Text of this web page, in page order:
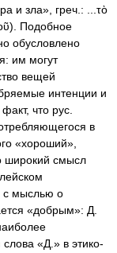
и зла», греч.: ...τὸ
Подобное
обусловлено
им могут
вещей
интенции и
что рус.
в
«хороший»,
широкий смысл
с мыслью о
«добрым»: Д.
слова «Д.» в этико-